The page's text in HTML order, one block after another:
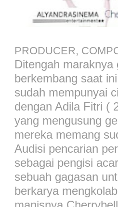
PRODUCER,
Ditengah
berkembang saat
sudah mempunyai
dengan Adila Fitri (
yang mengusung
mereka memang
Audisi pencarian
sebagai pengisi
sebuah gagasan
berkarya